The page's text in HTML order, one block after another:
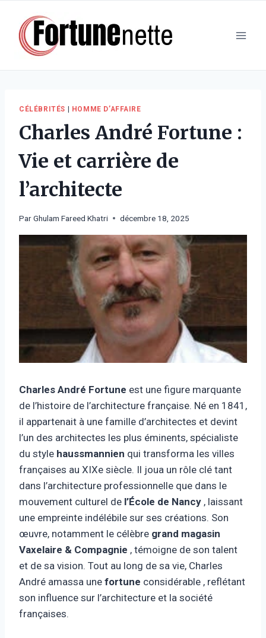
contenu
CÉLÉBRITÉS HOMME D’AFFAIRE
Charles André Fortune :
Vie et carrière de
l’architecte
ParGhulam Fareed Khatri décembre 18, 2025
Charles André Fortune est une figure marquante
de l’histoire de l’architecture française. Né en 1841,
il appartenait à une famille d’architectes et devint
l’un des architectes les plus éminents, spécialiste
du style haussmannien qui transforma les villes
françaises au XIXe siècle. Il joua un rôle clé tant
dans l’architecture professionnelle que dans le
mouvement culturel de l’École de Nancy , laissant
une empreinte indélébile sur ses créations. Son
œuvre, notamment le célèbre grand magasin
Vaxelaire & Compagnie , témoigne de son talent
et de sa vision. Tout au long de sa vie, Charles
André amassa une fortune considérable , reflétant
son influence sur l’architecture et la société
françaises.